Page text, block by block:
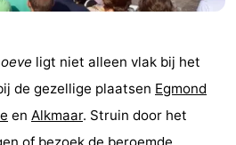
ligt niet alleen vlak bij het
de gezellige plaatsen Egmond
en Alkmaar. Struin door het